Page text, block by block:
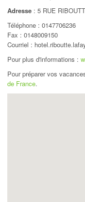
Adresse : 5 RUE
Téléphone : 0147706236
Fax : 0148009150
Courriel :
Pour plus d'informations :
Pour préparer vos
de France.